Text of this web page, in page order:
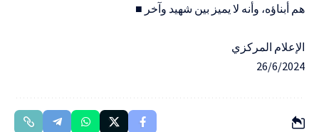
هم أبناؤه، وأنه لا يميز بين شهيد وآخر ■
الإعلام المركزي
26/6/2024